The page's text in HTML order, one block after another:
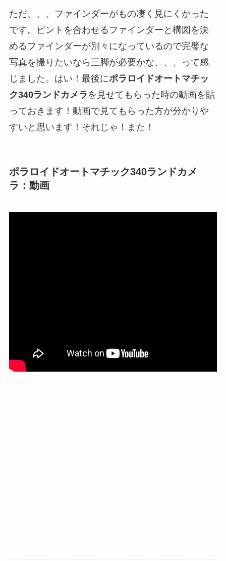
ただ、、、ファインダーがもの凄く見にくかった
です。ピントを合わせるファインダーと構図を決
めるファインダーが別々になっているので完璧な
写真を撮りたいなら三脚が必要かな、、、って感
じました。はい！最後にポラロイドオートマチッ
ク340ランドカメラ を見せてもらった時の動画を貼
っておきます！動画で見てもらった方が分かりや
すいと思います！それじゃ！また！
ポラロイドオートマチック340ランドカメ
ラ：動画